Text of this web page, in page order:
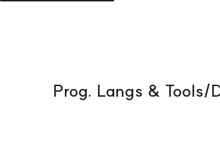
Prog. Langs & Tools/